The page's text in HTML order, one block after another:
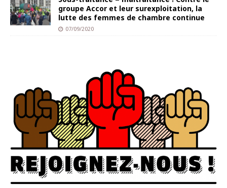
groupe Accor et leur surexploitation, la
lutte des femmes de chambre continue
07/09/2020